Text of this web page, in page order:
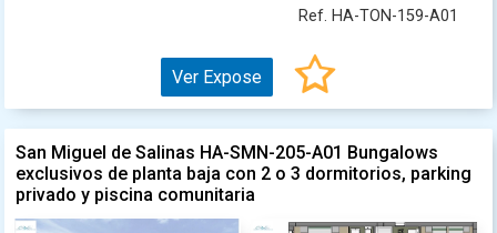
Ref. HA-TON-159-A01
Ver Expose
San Miguel de Salinas HA-SMN-205-A01 Bungalows
exclusivos de planta baja con 2 o 3 dormitorios, parking
privado y piscina comunitaria